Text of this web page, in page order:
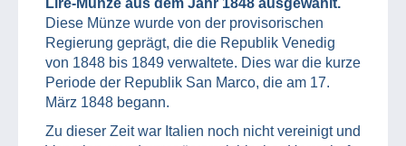
Lire-Münze aus dem Jahr 1848 ausgewählt.
Diese Münze wurde von der provisorischen
Regierung geprägt, die die Republik Venedig
von 1848 bis 1849 verwaltete. Dies war die kurze
Periode der Republik San Marco, die am 17.
März 1848 begann.
Zu dieser Zeit war Italien noch nicht vereinigt und